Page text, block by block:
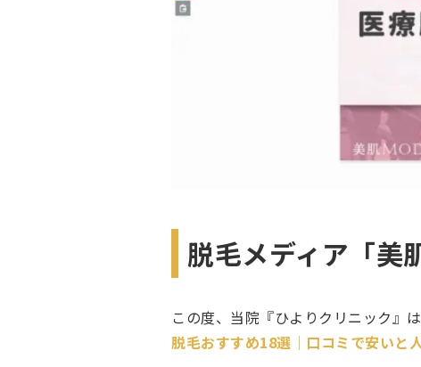
脱毛メディア「美
この度、当院『ひよりクリニック』
脱毛おすすめ18選｜口コミで安いと